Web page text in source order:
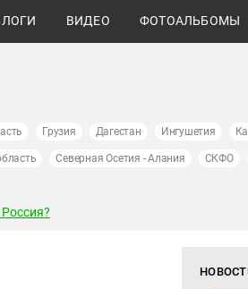
ВИДЕО ФОТОАЛЬБОМЫ
Грузия Дагестан Ингушетия
Северная Осетия - Алания СКФО